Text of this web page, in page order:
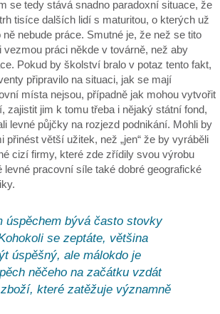
se tedy stává snadno paradoxní situace, že
tisíce dalších lidí s maturitou, o kterých už
nebude práce. Smutné je, že než se tito
vezmou práci někde v továrně, než aby
Pokud by školství bralo v potaz tento fakt,
připravilo na situaci, jak se mají
místa nejsou, případně jak mohou vytvořit
zajistit jim k tomu třeba i nějaký státní fond,
levné půjčky na rozjezd podnikání. Mohli by
přinést větší užitek, než „jen“ že by vyráběli
cizí firmy, které zde zřídily svou výrobu
levné pracovní síle také dobré geografické
úspěchem bývá často stovky
se zeptáte, většina
úspěšný, ale málokdo je
něčeho na začátku vzdát
které zatěžuje významně